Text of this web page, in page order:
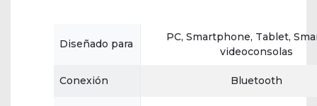
Diseñado para
PC, Smartphone, Tablet,
videoconsolas
Conexión Bluetooth